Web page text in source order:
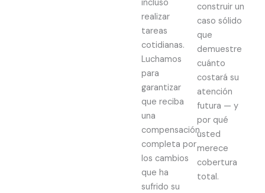
incluso
realizar
tareas
cotidianas.
Luchamos
para
garantizar
que reciba
una
compensación
completa por
los cambios
que ha
sufrido su
construir un
caso sólido
que
demuestre
cuánto
costará su
atención
futura — y
por qué
usted
merece
cobertura
total.